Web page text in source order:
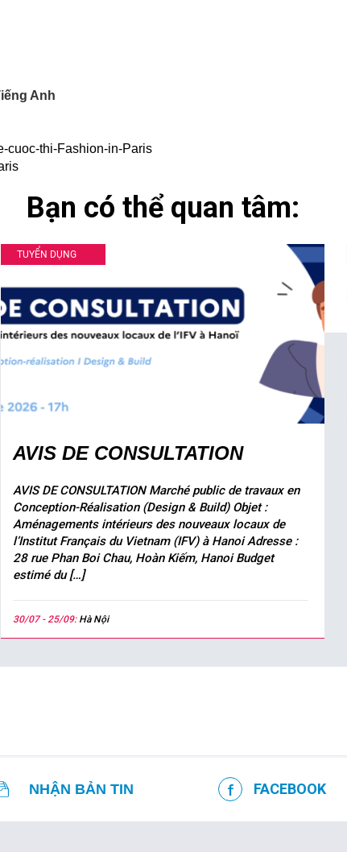
Anh
cuoc-thi-Fashion-in-Paris
Bạn có thể quan tâm:
TUYỂN DỤNG
AVIS DE CONSULTATION
AVIS DE CONSULTATION Marché public de travaux en
Conception-Réalisation (Design & Build) Objet :
Aménagements intérieurs des nouveaux locaux de
l’Institut Français du Vietnam (IFV) à Hanoi Adresse :
28 rue Phan Boi Chau, Hoàn Kiếm, Hanoi Budget
estimé du […]
30/07 - 25/09: Hà Nội
NHẬN BẢN TIN FACEBOOK